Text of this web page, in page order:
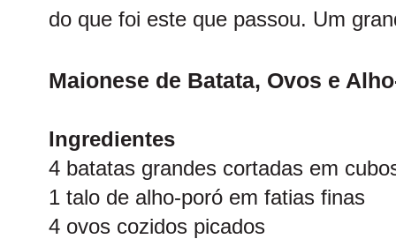
do que foi este que passou. Um
Maionese de Batata, Ovos e
Ingredientes
4 batatas grandes cortadas em
1 talo de alho-poró em fatias finas
4 ovos cozidos picados